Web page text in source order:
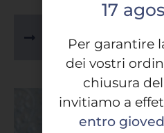
17
Per garantire
dei vostri
chiusura
invitiamo a
entro